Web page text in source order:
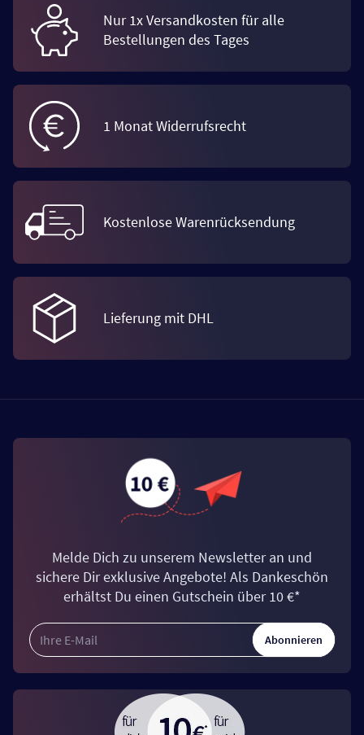
Nur 1x Versandkosten für alle
Bestellungen des Tages
1 Monat Widerrufsrecht
Kostenlose Warenrücksendung
Lieferung mit DHL
Melde Dich zu unserem Newsletter an und
sichere Dir exklusive Angebote! Als Dankeschön
erhältst Du einen Gutschein über 10 €*
Abonnieren